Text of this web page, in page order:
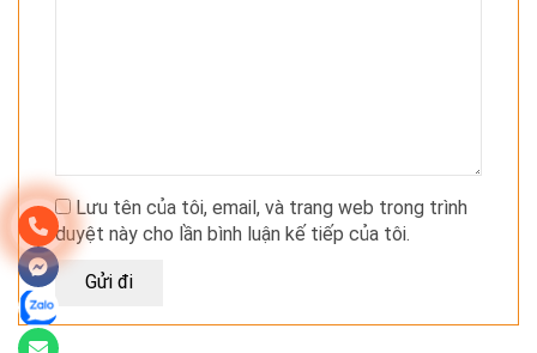
Lưu tên của tôi, email, và trang web trong trình
duyệt này cho lần bình luận kế tiếp của tôi.